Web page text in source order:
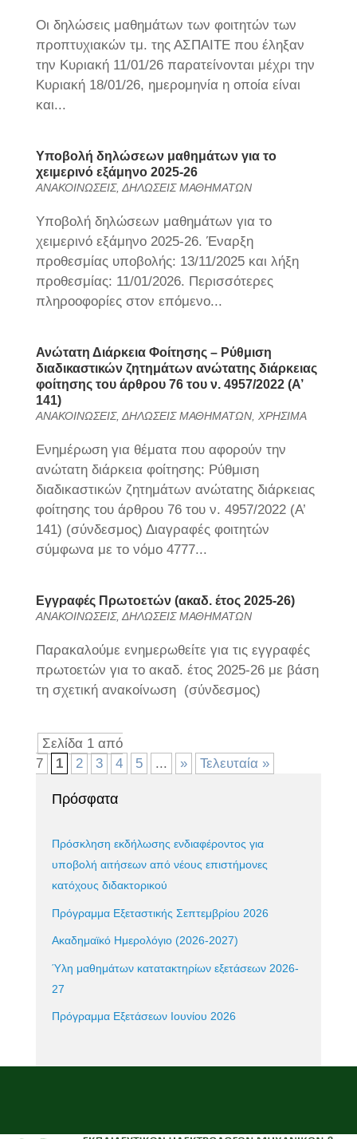
Οι δηλώσεις μαθημάτων των φοιτητών των
προπτυχιακών τμ. της ΑΣΠΑΙΤΕ που έληξαν
την Κυριακή 11/01/26 παρατείνονται μέχρι την
Κυριακή 18/01/26, ημερομηνία η οποία είναι
και...
Υποβολή δηλώσεων μαθημάτων για το
χειμερινό εξάμηνο 2025-26
ΑΝΑΚΟΙΝΩΣΕΙΣ, ΔΗΛΩΣΕΙΣ ΜΑΘΗΜΑΤΩΝ
Υποβολή δηλώσεων μαθημάτων για το
χειμερινό εξάμηνο 2025-26. Έναρξη
προθεσμίας υποβολής: 13/11/2025 και λήξη
προθεσμίας: 11/01/2026. Περισσότερες
πληροοφορίες στον επόμενο...
Ανώτατη Διάρκεια Φοίτησης – Ρύθμιση
διαδικαστικών ζητημάτων ανώτατης διάρκειας
φοίτησης του άρθρου 76 του ν. 4957/2022 (Α’
141)
ΑΝΑΚΟΙΝΩΣΕΙΣ, ΔΗΛΩΣΕΙΣ ΜΑΘΗΜΑΤΩΝ, ΧΡΗΣΙΜΑ
Ενημέρωση για θέματα που αφορούν την
ανώτατη διάρκεια φοίτησης: Ρύθμιση
διαδικαστικών ζητημάτων ανώτατης διάρκειας
φοίτησης του άρθρου 76 του ν. 4957/2022 (Α’
141) (σύνδεσμος) Διαγραφές φοιτητών
σύμφωνα με το νόμο 4777...
Εγγραφές Πρωτοετών (ακαδ. έτος 2025-26)
ΑΝΑΚΟΙΝΩΣΕΙΣ, ΔΗΛΩΣΕΙΣ ΜΑΘΗΜΑΤΩΝ
Παρακαλούμε ενημερωθείτε για τις εγγραφές
πρωτοετών για το ακαδ. έτος 2025-26 με βάση
τη σχετική ανακοίνωση (σύνδεσμος)
Σελίδα 1 από
7
1 2 3 4 5 ... » Τελευταία »
Πρόσφατα
Πρόσκληση εκδήλωσης ενδιαφέροντος για
υποβολή αιτήσεων από νέους επιστήμονες
κατόχους διδακτορικού
Πρόγραμμα Εξεταστικής Σεπτεμβρίου 2026
Ακαδημαϊκό Ημερολόγιο (2026-2027)
Ύλη μαθημάτων κατατακτηρίων εξετάσεων 2026-
27
Πρόγραμμα Εξετάσεων Ιουνίου 2026